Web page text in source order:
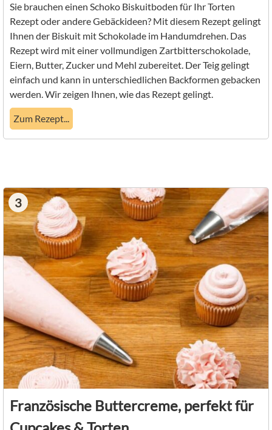
Sie brauchen einen Schoko Biskuitboden für Ihr Torten
Rezept oder andere Gebäckideen? Mit diesem Rezept gelingt
Ihnen der Biskuit mit Schokolade im Handumdrehen. Das
Rezept wird mit einer vollmundigen Zartbitterschokolade,
Eiern, Butter, Zucker und Mehl zubereitet. Der Teig gelingt
einfach und kann in unterschiedlichen Backformen gebacken
werden. Wir zeigen Ihnen, wie das Rezept gelingt.
Zum Rezept...
3
Französische Buttercreme, perfekt für